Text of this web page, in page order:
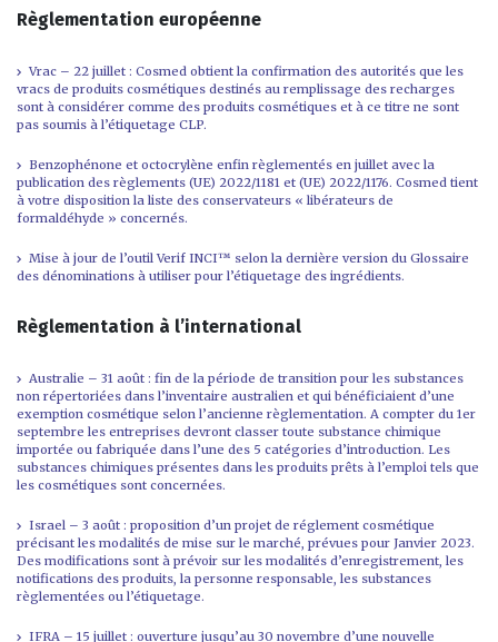
Règlementation européenne
Vrac – 22 juillet : Cosmed obtient la confirmation des autorités que les
vracs de produits cosmétiques destinés au remplissage des recharges
sont à considérer comme des produits cosmétiques et à ce titre ne sont
pas soumis à l’étiquetage CLP.
Benzophénone et octocrylène enfin règlementés en juillet avec la
publication des règlements (UE) 2022/1181 et (UE) 2022/1176. Cosmed tient
à votre disposition la liste des conservateurs « libérateurs de
formaldéhyde » concernés.
Mise à jour de l’outil Verif INCI™ selon la dernière version du Glossaire
des dénominations à utiliser pour l’étiquetage des ingrédients.
Règlementation à l’international
Australie – 31 août : fin de la période de transition pour les substances
non répertoriées dans l’inventaire australien et qui bénéficiaient d’une
exemption cosmétique selon l’ancienne règlementation. A compter du 1er
septembre les entreprises devront classer toute substance chimique
importée ou fabriquée dans l’une des 5 catégories d’introduction. Les
substances chimiques présentes dans les produits prêts à l’emploi tels que
les cosmétiques sont concernées.
Israel – 3 août : proposition d’un projet de réglement cosmétique
précisant les modalités de mise sur le marché, prévues pour Janvier 2023.
Des modifications sont à prévoir sur les modalités d’enregistrement, les
notifications des produits, la personne responsable, les substances
règlementées ou l’étiquetage.
IFRA – 15 juillet : ouverture jusqu’au 30 novembre d’une nouvelle